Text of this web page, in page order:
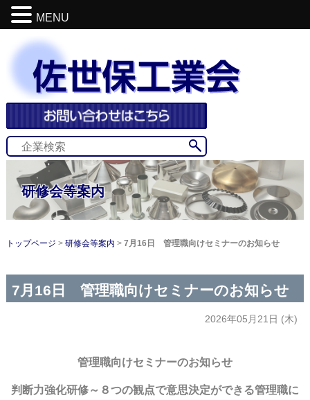
研修会等案内
トップページ 研修会等案内 7月16日 管理職向けセミナーのお知らせ
7月16日 管理職向けセミナーのお知らせ
2026年05月21日 (木)
管理職向けセミナーのお知らせ
判断力強化研修～８つの観点で意思決定ができる管理職に
MENU